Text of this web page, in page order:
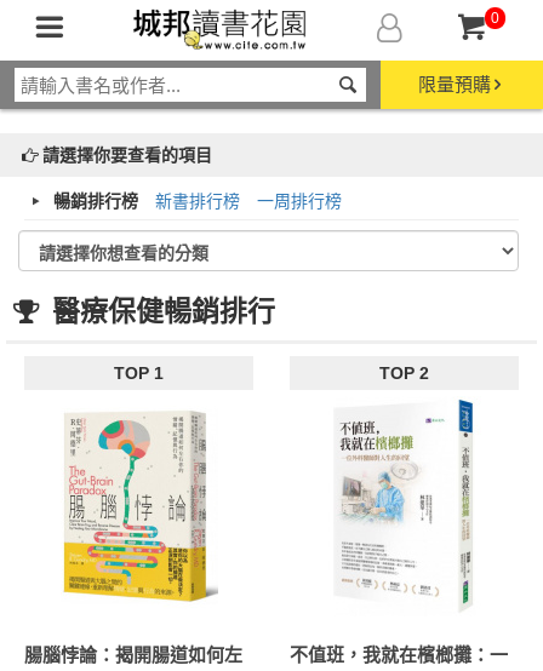
0
限量預購
請選擇你要查看的項目
暢銷排行榜 新書排行榜 一周排行榜
醫療保健暢銷排行
TOP 1
腸腦悖論：揭開腸道如何左
TOP 2
不值班，我就在檳榔攤：一